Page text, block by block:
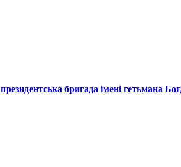
бригада імені гетьмана